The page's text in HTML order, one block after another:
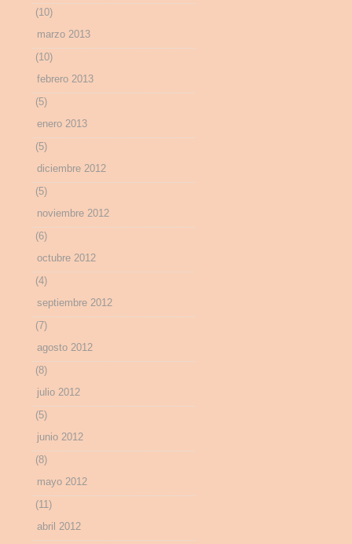
(10)
marzo 2013
(10)
febrero 2013
(5)
enero 2013
(5)
diciembre 2012
(5)
noviembre 2012
(6)
octubre 2012
(4)
septiembre 2012
(7)
agosto 2012
(8)
julio 2012
(5)
junio 2012
(8)
mayo 2012
(11)
abril 2012